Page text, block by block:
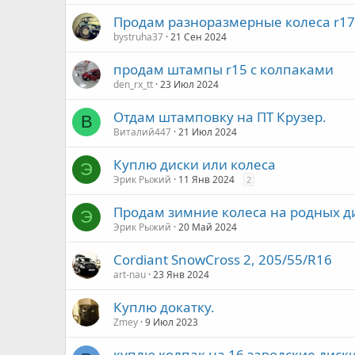
Продам разноразмерные колеса r17
bystruha37 21 Сен 2024
продам штампы r15 с колпаками
den_rx_tt 23 Июл 2024
В Отдам штамповку на ПТ Крузер.
Виталий447 21 Июл 2024
Э Куплю диски или колеса
Эрик Рыжий 11 Янв 2024 2
Э Продам зимние колеса на родных
Эрик Рыжий 20 Май 2024
Cordiant SnowCross 2, 205/55/R16
art-nau 23 Янв 2024
Куплю докатку.
Zmey 9 Июл 2023